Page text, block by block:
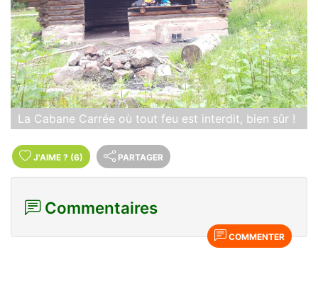
La Cabane Carrée où tout feu est interdit, bien sûr !
J'AIME ? (6) PARTAGER
Commentaires
COMMENTER